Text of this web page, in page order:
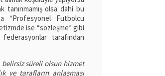
olsa dahi bu
“Profesyonel Futbolcu
ise “sözleşme” gibi
tarafından
süreli olsun hizmet
ve tarafların anlaşması